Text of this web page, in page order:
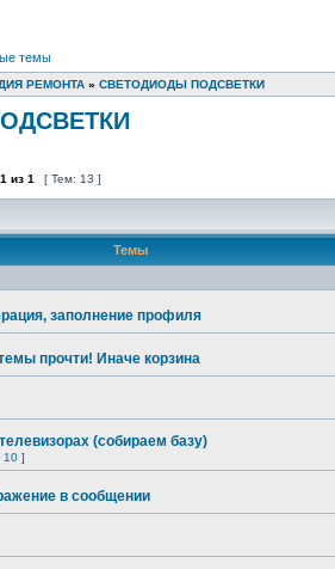
темы
РЕМОНТА » СВЕТОДИОДЫ ПОДСВЕТКИ
1 из 1 [ Тем: 13 ]
Темы
заполнение профиля
прочти! Иначе корзина
(собираем базу)
10 ]
в сообщении